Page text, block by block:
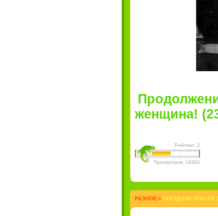
женщина!
Рейтинг: 2
Просмотров: 16282
РАЗНОЕ > ПРАЗДНИК КРАСОК